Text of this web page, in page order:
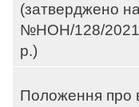
(затверджено
№НОН/128/2021
р.)
Положення про